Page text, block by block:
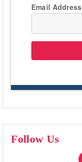
Email Address
Follow Us